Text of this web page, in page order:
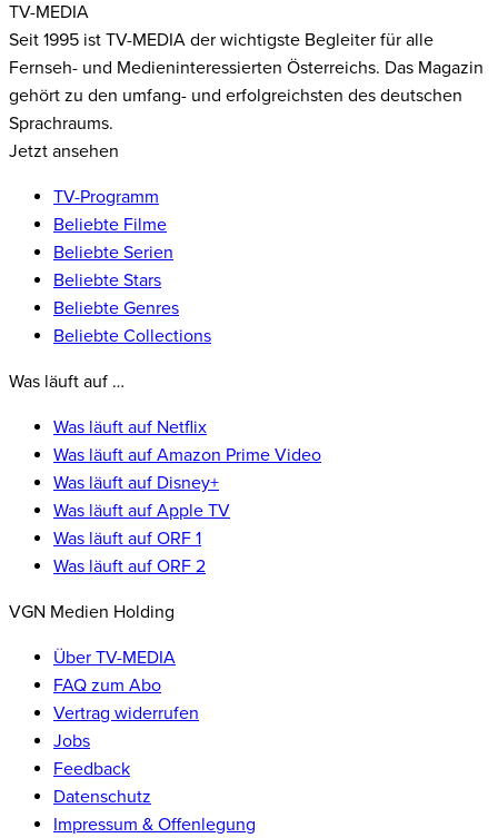
TV-MEDIA
Seit 1995 ist TV-MEDIA der wichtigste Begleiter für alle
Fernseh- und Medieninteressierten Österreichs. Das Magazin
gehört zu den umfang- und erfolgreichsten des deutschen
Sprachraums.
Jetzt ansehen
TV-Programm
Beliebte Filme
Beliebte Serien
Beliebte Stars
Beliebte Genres
Beliebte Collections
Was läuft auf …
Was läuft auf Netflix
Was läuft auf Amazon Prime Video
Was läuft auf Disney+
Was läuft auf Apple TV
Was läuft auf ORF 1
Was läuft auf ORF 2
VGN Medien Holding
Über TV-MEDIA
FAQ zum Abo
Vertrag widerrufen
Jobs
Feedback
Datenschutz
Impressum & Offenlegung